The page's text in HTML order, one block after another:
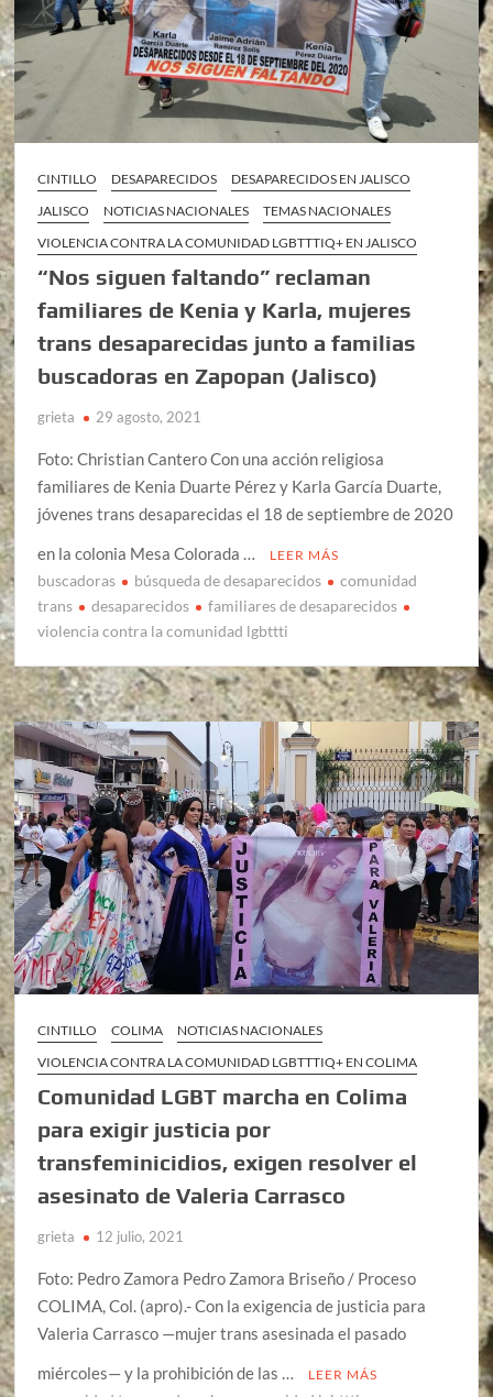
CINTILLO DESAPARECIDOS
DESAPARECIDOS EN JALISCO
JALISCO
NOTICIAS NACIONALES
TEMAS NACIONALES
VIOLENCIA CONTRA LA COMUNIDAD LGBTTTIQ+ EN JALISCO
“Nos siguen faltando” reclaman
familiares de Kenia y Karla, mujeres
trans desaparecidas junto a familias
buscadoras en Zapopan (Jalisco)
grieta 29 agosto, 2021
Foto: Christian Cantero Con una acción religiosa
familiares de Kenia Duarte Pérez y Karla García Duarte,
jóvenes trans desaparecidas el 18 de septiembre de 2020
en la colonia Mesa Colorada …
LEER MÁS
buscadoras búsqueda de desaparecidos
comunidad
trans
desaparecidos
familiares de desaparecidos
violencia contra la comunidad lgbttti
CINTILLO COLIMA
NOTICIAS NACIONALES
VIOLENCIA CONTRA LA COMUNIDAD LGBTTTIQ+ EN COLIMA
Comunidad LGBT marcha en Colima
para exigir justicia por
transfeminicidios, exigen resolver el
asesinato de Valeria Carrasco
grieta 12 julio, 2021
Foto: Pedro Zamora Pedro Zamora Briseño / Proceso
COLIMA, Col. (apro).- Con la exigencia de justicia para
Valeria Carrasco —mujer trans asesinada el pasado
miércoles— y la prohibición de las …
LEER MÁS